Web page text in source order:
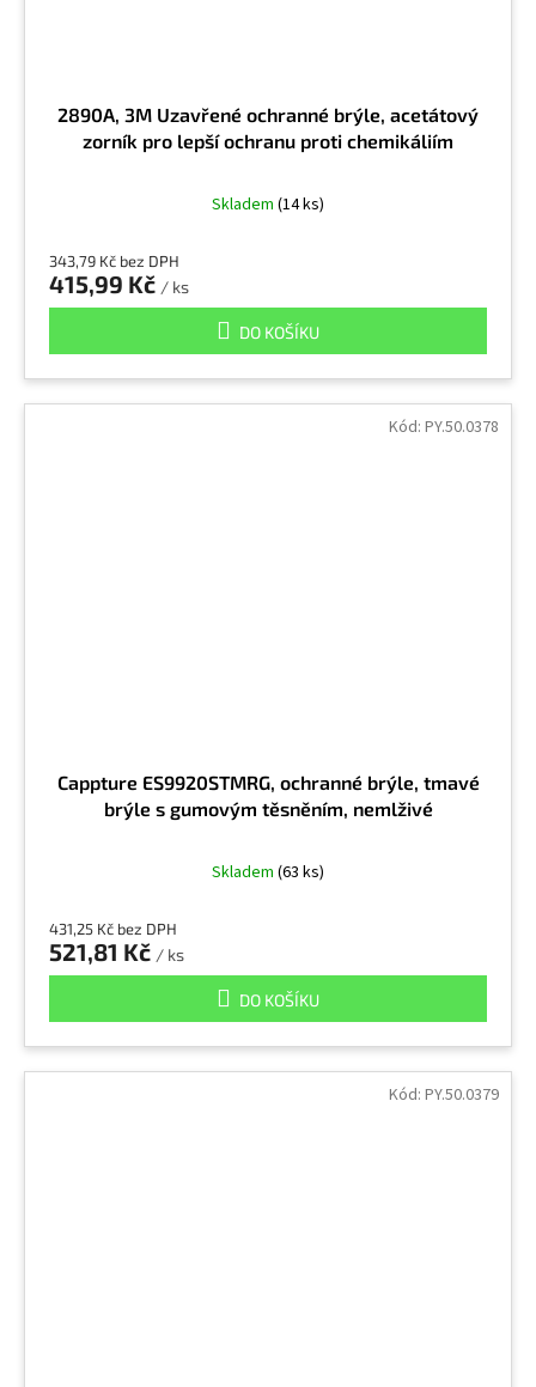
2890A, 3M Uzavřené ochranné brýle, acetátový
zorník pro lepší ochranu proti chemikáliím
Skladem (14 ks)
343,79 Kč bez DPH
415,99 Kč / ks
DO KOŠÍKU
Cappture ES9920STMRG, ochranné brýle, tmavé
brýle s gumovým těsněním, nemlživé
Skladem (63 ks)
431,25 Kč bez DPH
521,81 Kč / ks
DO KOŠÍKU
Kód: PY.50.0378
Kód: PY.50.0379